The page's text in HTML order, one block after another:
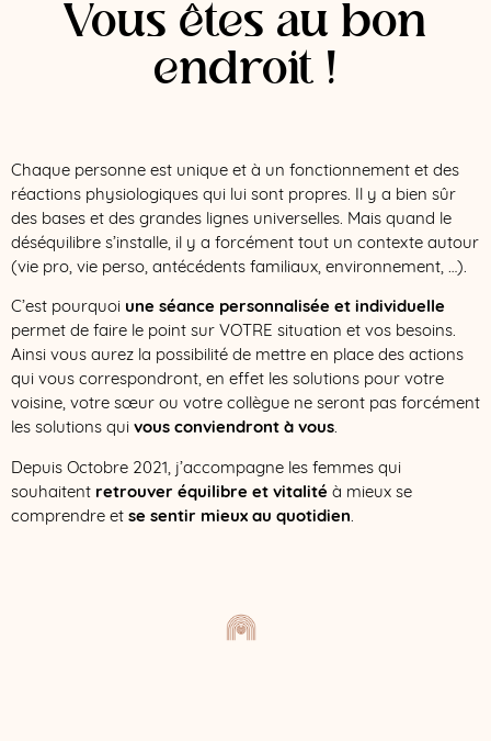
Vous êtes au bon
endroit !
Chaque personne est unique et à un fonctionnement et des
réactions physiologiques qui lui sont propres. Il y a bien sûr
des bases et des grandes lignes universelles. Mais quand le
déséquilibre s’installe, il y a forcément tout un contexte autour
(vie pro, vie perso, antécédents familiaux, environnement, …).
C’est pourquoi une séance personnalisée et individuelle
permet de faire le point sur VOTRE situation et vos besoins.
Ainsi vous aurez la possibilité de mettre en place des actions
qui vous correspondront, en effet les solutions pour votre
voisine, votre sœur ou votre collègue ne seront pas forcément
les solutions qui vous conviendront à vous.
Depuis Octobre 2021, j’accompagne les femmes qui
souhaitent retrouver équilibre et vitalité à mieux se
comprendre et se sentir mieux au quotidien